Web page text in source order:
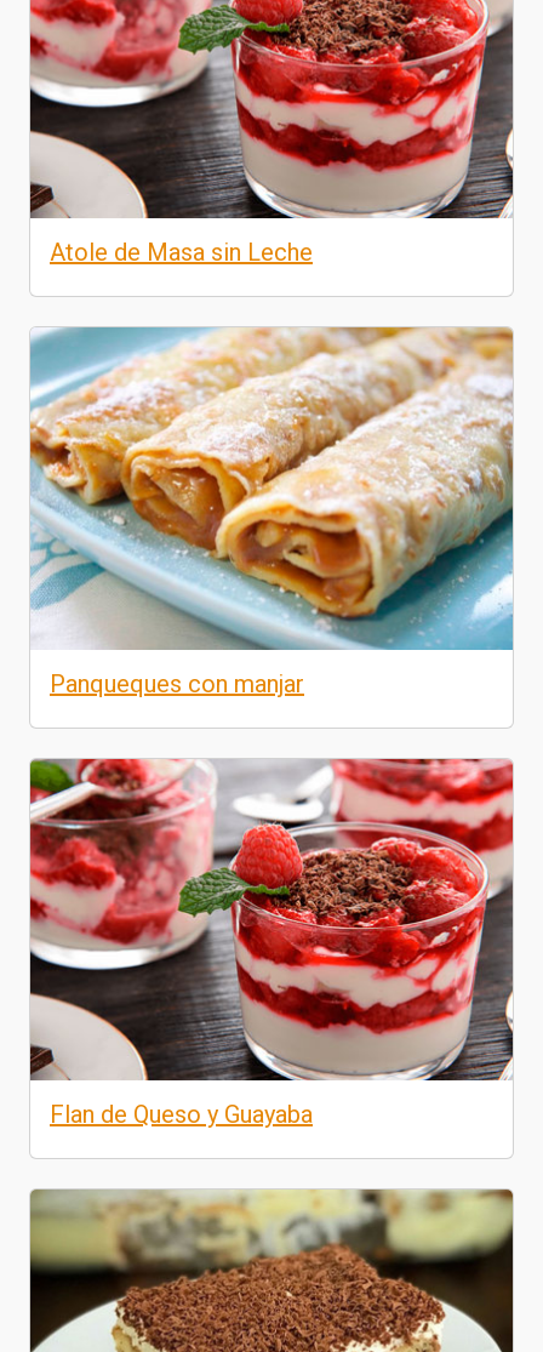
Atole de Masa sin Leche
Panqueques con manjar
Flan de Queso y Guayaba